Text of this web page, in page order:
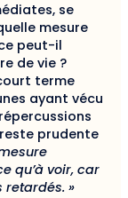
se
mesure
peut-il
de vie ?
terme
ayant vécu
prudente
qu’à voir, car
»